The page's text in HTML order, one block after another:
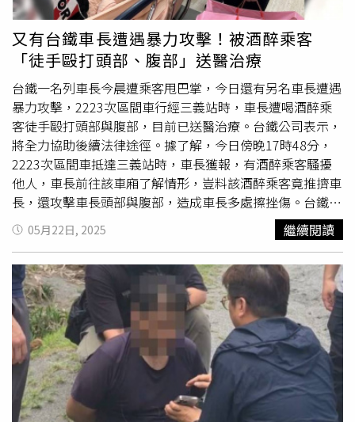
醒她要保護自己的界線，不必為了家庭關係委屈自己。目前
原PO尚未更新後續情況，但這起事件也引發更多人反思
「同住長輩」的界線與分寸問題。有網友感慨：「不管再
親，這種隱私真的該有基本尊重。」
又有台鐵車長遭遇暴力攻擊！被酒醉乘客
「徒手毆打頭部、腹部」送醫治療
台鐵一名列車長今晨遭乘客甩巴掌，今日還有另名車長遭遇
暴力攻擊，2223次區間車行經三義站時，車長遭喝酒醉乘
客徒手毆打頭部與腹部，目前已送醫治療。台鐵公司表示，
將全力協助後續法律途徑。據了解，今日傍晚17時48分，
2223次區間車抵達三義站時，車長獲報，有酒醉乘客騷擾
他人，車長前往該車廂了解情形，豈料該酒醉乘客竟推擠車
長，還攻擊車長頭部與腹部，造成車長多處擦挫傷。台鐵公
司表示，當下立即通報鐵警於三義站將該乘客帶下車，至於
車長則立即送醫，需要檢查頭部是否有腦震盪情形，台鐵強
力譴責暴力行為，後續將全力協助同仁相關法律途徑。此
外，今下午16時20分在湖口站也有一名酒醉乘客作勢跳
軌，站長和站務員勸阻後，竟遭乘客言語騷擾
和肢體攻擊，
站員前往醫院驗傷，旅客則遭鐵警帶回處理；另於18時8分
也有旅客通報樹林站，在4191次區間車上有旅客持美工
刀，車長通報鐵警上車處理，車長後續回報持美工刀旅客於
鳳鳴時已下車離開，後續桃園站通報，該旅客又搭乘1233
次，鐵警發現該旅客後隨車戒備。★飲酒過量，有礙健康。
酒後不開車，安全有保障！
05月22日, 2025 繼續閱讀